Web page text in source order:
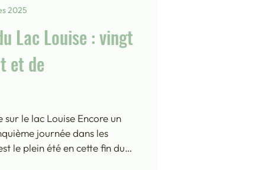
des douches chaudes
Lac Louise : vingt
et de
le lac Louise Encore un
journée dans les
le plein été en cette fin du
2025